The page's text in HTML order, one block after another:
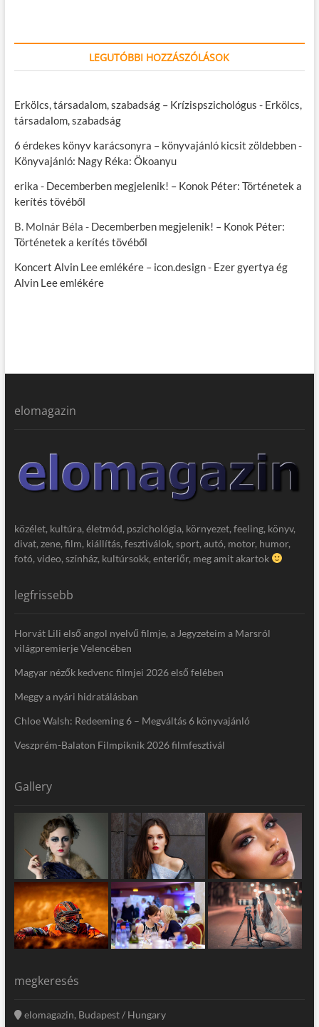
LEGUTÓBBI HOZZÁSZÓLÁSOK
Erkölcs, társadalom, szabadság – Krízispszichológus - Erkölcs,
társadalom, szabadság
6 érdekes könyv karácsonyra – könyvajánló kicsit zöldebben-
Könyvajánló: Nagy Réka: Ökoanyu
erika - Decemberben megjelenik! – Konok Péter: Történetek a
kerítés tövéből
B. Molnár Béla - Decemberben megjelenik! – Konok Péter:
Történetek a kerítés tövéből
Koncert Alvin Lee emlékére – icon.design- Ezer gyertya ég
Alvin Lee emlékére
elomagazin
közélet, kultúra, életmód, pszichológia, környezet, feeling, könyv,
divat, zene, film, kiállítás, fesztiválok, sport, autó, motor, humor,
fotó, video, színház, kultúrsokk, enteriőr, meg amit akartok
legfrissebb
Horvát Lili első angol nyelvű filmje, a Jegyzeteim a Marsról
világpremierje Velencében
Magyar nézők kedvenc filmjei 2026 első felében
Meggy a nyári hidratálásban
Chloe Walsh: Redeeming 6 – Megváltás 6 könyvajánló
Veszprém-Balaton Filmpiknik 2026 filmfesztivál
Gallery
megkeresés
elomagazin, Budapest / Hungary